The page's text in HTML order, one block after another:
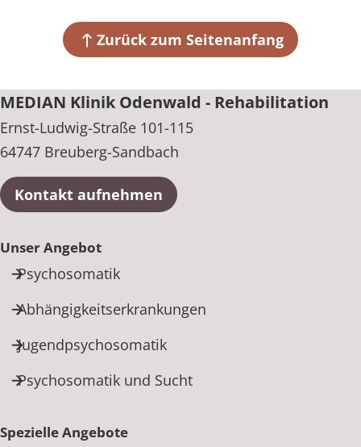
64747 Breuberg-Sandbach
Zurück zum Seitenanfang
MEDIAN Klinik Odenwald - Rehabilitation
Ernst-Ludwig-Straße 101-115
64747 Breuberg-Sandbach
Kontakt aufnehmen
Unser Angebot
Psychosomatik
Abhängigkeitserkrankungen
Jugendpsychosomatik
Psychosomatik und Sucht
Spezielle Angebote